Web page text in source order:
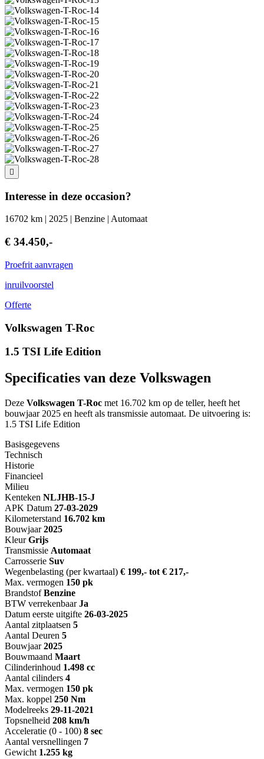
Interesse in deze occasion?
16702 km | 2025 | Benzine | Automaat
€ 34.450,-
Proefrit aanvragen
inruilvoorstel
Offerte
Volkswagen T-Roc
1.5 TSI Life Edition
Specificaties van deze Volkswagen
Deze Volkswagen T-Roc met 16.702 km op de teller, heeft het
bouwjaar 2025 en heeft als transmissie automaat. De uitvoering is:
1.5 TSI Life Edition
Basisgegevens
Technisch
Historie
Financieel
Milieu
Kenteken NLJHB-15-J
APK Datum 27-03-2029
Kilometerstand 16.702 km
Bouwjaar 2025
Kleur Grijs
Transmissie Automaat
Carrosserie Suv
Wegenbelasting (per kwartaal) € 199,- tot € 217,-
Max. vermogen 150 pk
Brandstof Benzine
BTW verrekenbaar Ja
Datum eerste uitgifte 26-03-2025
Aantal zitplaatsen 5
Aantal Deuren 5
Bouwjaar 2025
Bouwmaand Maart
Cilinderinhoud 1.498 cc
Aantal cilinders 4
Max. vermogen 150 pk
Max. koppel 250 Nm
Modelreeks 29-11-2021
Topsnelheid 208 km/h
Acceleratie (0 - 100) 8 sec
Aantal versnellingen 7
Gewicht 1.255 kg